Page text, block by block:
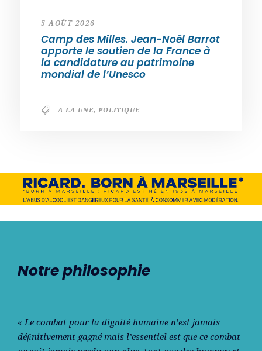
5 AOÛT 2026
Camp des Milles. Jean-Noël Barrot
apporte le soutien de la France à
la candidature au patrimoine
mondial de l’Unesco
A LA UNE, POLITIQUE
Notre philosophie
« Le combat pour la dignité humaine n’est jamais
déﬁnitivement gagné mais l’essentiel est que ce combat